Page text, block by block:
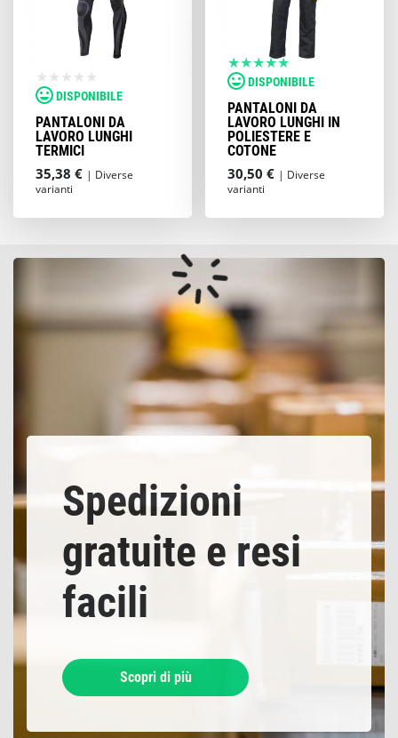
DISPONIBILE
PANTALONI DA
LAVORO LUNGHI
TERMICI
35,38 € | Diverse
varianti
DISPONIBILE
PANTALONI DA
LAVORO LUNGHI IN
POLIESTERE E
COTONE
30,50 € | Diverse
varianti
Spedizioni
gratuite e resi
facili
Scopri di più